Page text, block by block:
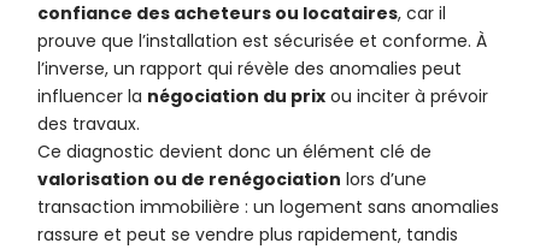
confiance des acheteurs ou locataires, car il
prouve que l’installation est sécurisée et conforme. À
l’inverse, un rapport qui révèle des anomalies peut
influencer la négociation du prix ou inciter à prévoir
des travaux.
Ce diagnostic devient donc un élément clé de
valorisation ou de renégociation lors d’une
transaction immobilière : un logement sans anomalies
rassure et peut se vendre plus rapidement, tandis